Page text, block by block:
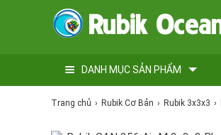
DANH MỤC SẢN PHẨM
Trang chủ Rubik Cơ Bản Rubik 3x3x3